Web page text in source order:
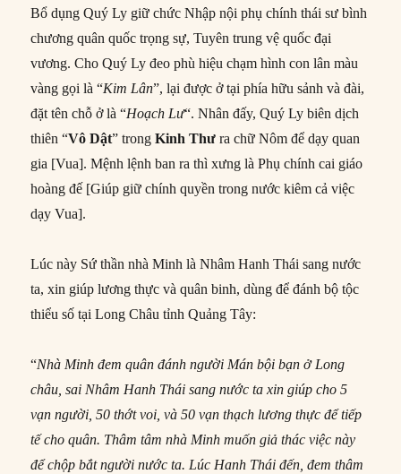
Bổ dụng Quý Ly giữ chức Nhập nội phụ chính thái sư bình
chương quân quốc trọng sự, Tuyên trung vệ quốc đại
vương. Cho Quý Ly đeo phù hiệu chạm hình con lân màu
vàng gọi là “Kim Lân”, lại được ở tại phía hữu sảnh và đài,
đặt tên chỗ ở là “Hoạch Lư“. Nhân đấy, Quý Ly biên dịch
thiên “VôDật” trongKinh Thư ra chữ Nôm để dạy quan
gia [Vua]. Mệnh lệnh ban ra thì xưng là Phụ chính cai giáo
hoàng đế [Giúp giữ chính quyền trong nước kiêm cả việc
dạy Vua].
Lúc này Sứ thần nhà Minh là Nhâm Hanh Thái sang nước
ta, xin giúp lương thực và quân binh, dùng để đánh bộ tộc
thiểu số tại Long Châu tỉnh Quảng Tây:
“Nhà Minh đem quân đánh người Mán bội bạn ở Long
châu, sai Nhâm Hanh Thái sang nước ta xin giúp cho 5
vạn người, 50 thớt voi, và 50 vạn thạch lương thực để tiếp
tế cho quân. Thâm tâm nhà Minh muốn giả thác việc này
để chộp bắt người nước ta. Lúc Hanh Thái đến, đem thâm